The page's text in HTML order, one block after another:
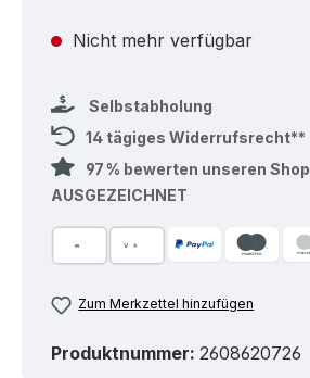
Nicht mehr verfügbar
Selbstabholung
14 tägiges Widerrufsrecht**
97 % bewerten unseren Shop
AUSGEZEICHNET
Zum Merkzettel hinzufügen
Produktnummer: 2608620726